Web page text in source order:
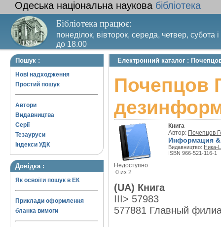
Одеська національна наукова бібліотека
Бібліотека працює:
понеділок, вівторок, середа, четвер, субота
до 18.00
Вихідний день – п’ятниця. Останній четвер
Пошук :
Нові надходження
Простий пошук
Автори
Видавництва
Серії
Тезауруси
Індекси УДК
Довідка :
Як освоїти пошук в ЕК
Приклади оформлення
бланка вимоги
Електронний каталог :
Почепцов
Недоступно
0 из 2
Книга
Автор: Почепцов
Информация
Видавництво: Ника-
ISBN 966-521-116-1
(UA) Книга
III> 57983
577881 Главный